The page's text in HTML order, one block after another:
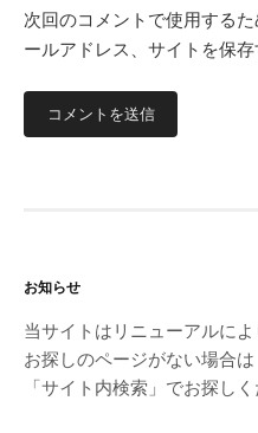
次回のコメントで使用する
ールアドレス、サイトを保存
お知らせ
当サイトはリニューアルに
お探しのページがない場合は
「サイト内検索」でお探し